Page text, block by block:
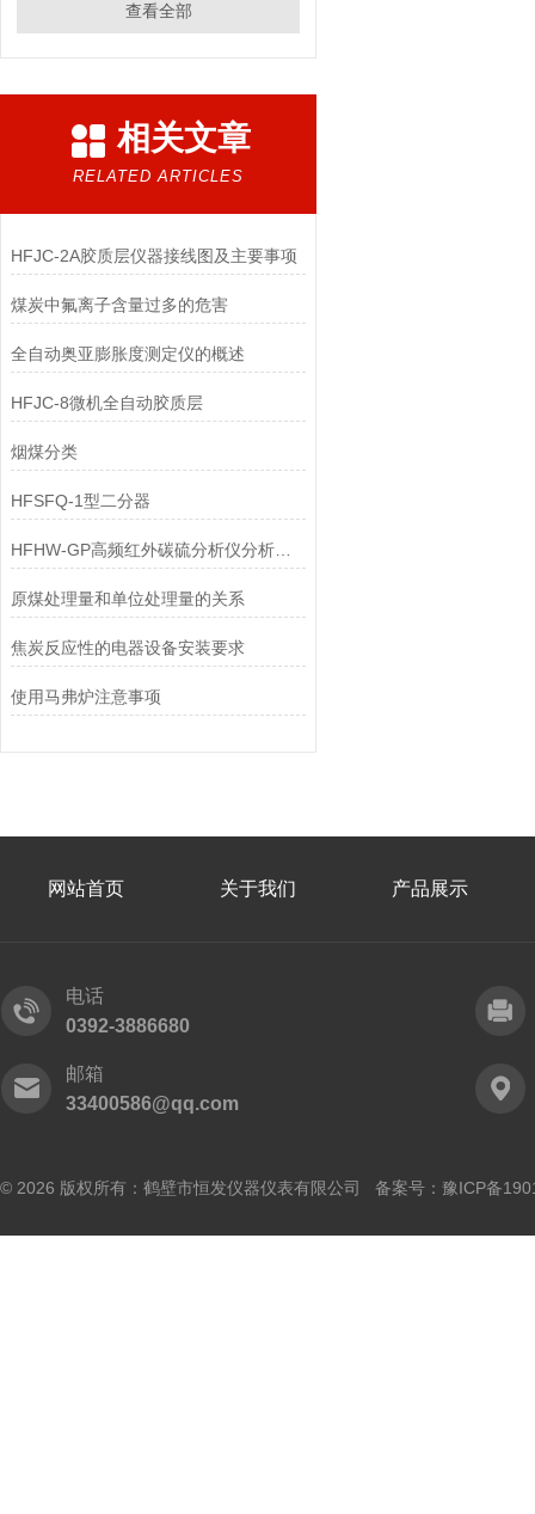
查看全部
相关文章
RELATED ARTICLES
HFJC-2A胶质层仪器接线图及主要事项
煤炭中氟离子含量过多的危害
全自动奥亚膨胀度测定仪的概述
HFJC-8微机全自动胶质层
烟煤分类
HFSFQ-1型二分器
HFHW-GP高频红外碳硫分析仪分析软件
原煤处理量和单位处理量的关系
焦炭反应性的电器设备安装要求
使用马弗炉注意事项
网站首页 关于我们 产品展示
电话
0392-3886680
邮箱
33400586@qq.com
© 2026 版权所有：鹤壁市恒发仪器仪表有限公司 备案号： 豫ICP备